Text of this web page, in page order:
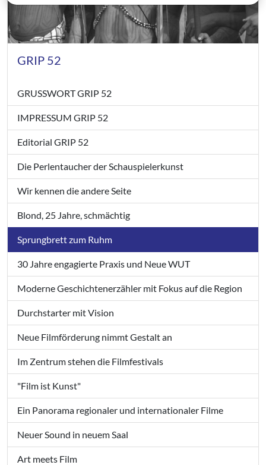
GRIP 52
GRUSSWORT GRIP 52
IMPRESSUM GRIP 52
Editorial GRIP 52
Die Perlentaucher der Schauspielerkunst
Wir kennen die andere Seite
Blond, 25 Jahre, schmächtig
Sprungbrett zum Ruhm
30 Jahre engagierte Praxis und Neue WUT
Moderne Geschichtenerzähler mit Fokus auf die Region
Durchstarter mit Vision
Neue Filmförderung nimmt Gestalt an
Im Zentrum stehen die Filmfestivals
"Film ist Kunst"
Ein Panorama regionaler und internationaler Filme
Neuer Sound in neuem Saal
Art meets Film